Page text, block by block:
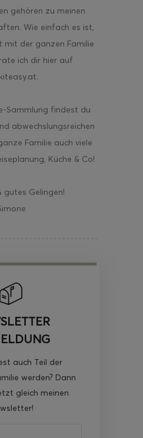
gehören zu meinen
Wie einfach es ist,
mit der ganzen Familie
ich dir hier auf
Sammlung findest du
abwechslungsreichen
Familie auch viele
Küche & Co!
gutes Gelingen!
auch Teil der
werden? Dann
gleich meinen